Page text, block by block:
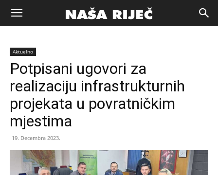
Naša
riječ
Aktuelno
Potpisani ugovori za
realizaciju infrastrukturnih
projekata u povratničkim
mjestima
19. Decembra 2023.